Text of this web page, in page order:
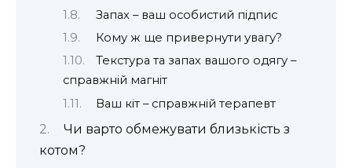
Запах – ваш особистий підпис
Кому ж ще привернути увагу?
Текстура та запах вашого одягу –
справжній магніт
Ваш кіт – справжній терапевт
Чи варто обмежувати близькість з
котом?